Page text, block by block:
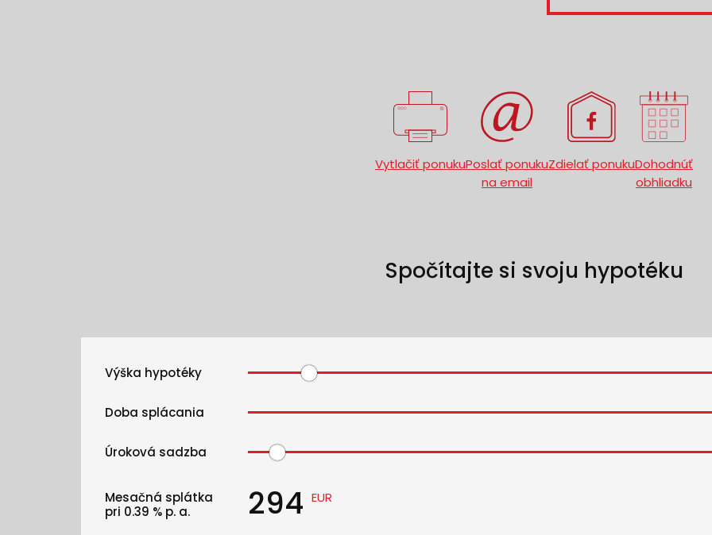
Vytlačiť ponukuPoslať ponuku
na email
Zdielať ponukuDohodnúť
obhliadku
Spočítajte si svoju hypotéku
Výška hypotéky
Doba splácania
Úroková sadzba
Mesačná splátka
pri 0.39 % p. a. 294 EUR